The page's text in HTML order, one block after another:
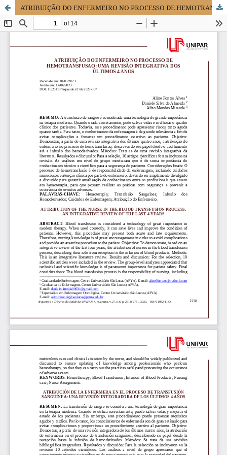
ATRIBUIÇÃO DO ENFERMEIRO NO PROCESSO DE HEMOTRANSFUSAO: UMA REVISÃO INTEGRATIVA DOS ÚLTIMOS 4 ANOS